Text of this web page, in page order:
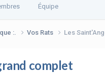
Équipe
:. Vos Rats Les
complet